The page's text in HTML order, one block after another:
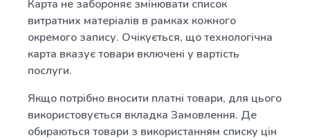
Карта не забороняє змінювати список
витратних матеріалів в рамках кожного
окремого запису. Очікується, що технологічна
карта вказує товари включені у вартість
послуги.
Якщо потрібно вносити платні товари, для цього
використовується вкладка Замовлення. Де
обираються товари з використанням списку цін